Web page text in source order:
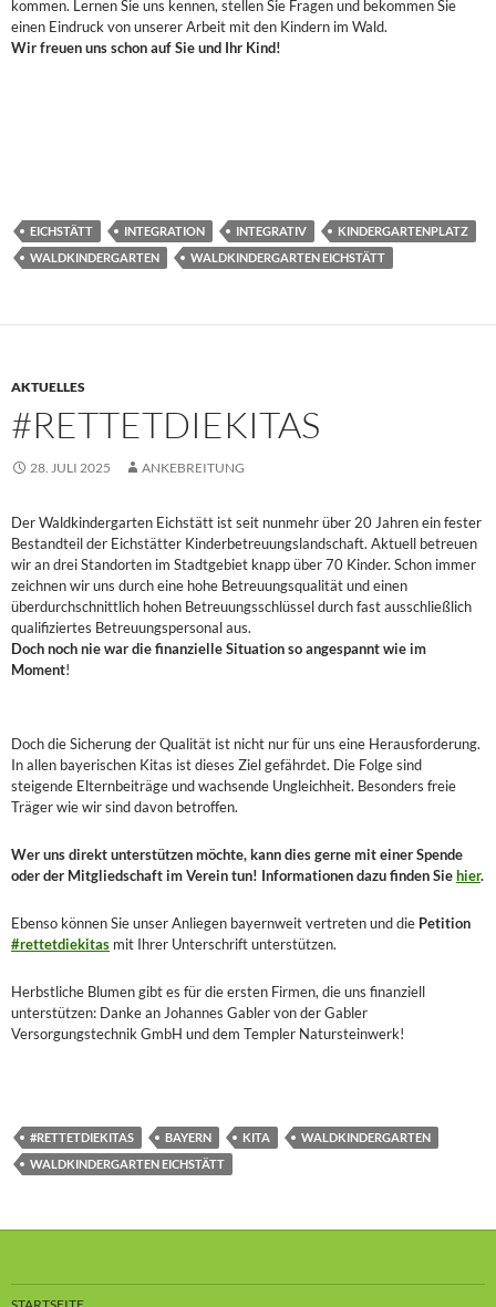
kommen. Lernen Sie uns kennen, stellen Sie Fragen und bekommen Sie
einen Eindruck von unserer Arbeit mit den Kindern im Wald.
Wir freuen uns schon auf Sie und Ihr Kind!
EICHSTÄTT INTEGRATION INTEGRATIV
KINDERGARTENPLATZ
WALDKINDERGARTEN
WALDKINDERGARTEN EICHSTÄTT
AKTUELLES
#RETTETDIEKITAS
28. JULI 2025 ANKEBREITUNG
Der Waldkindergarten Eichstätt ist seit nunmehr über 20 Jahren ein fester
Bestandteil der Eichstätter Kinderbetreuungslandschaft. Aktuell betreuen
wir an drei Standorten im Stadtgebiet knapp über 70 Kinder. Schon immer
zeichnen wir uns durch eine hohe Betreuungsqualität und einen
überdurchschnittlich hohen Betreuungsschlüssel durch fast ausschließlich
qualifiziertes Betreuungspersonal aus.
Doch noch nie war die finanzielle Situation so angespannt wie im
Moment!
Doch die Sicherung der Qualität ist nicht nur für uns eine Herausforderung.
In allen bayerischen Kitas ist dieses Ziel gefährdet. Die Folge sind
steigende Elternbeiträge und wachsende Ungleichheit. Besonders freie
Träger wie wir sind davon betroffen.
Wer uns direkt unterstützen möchte, kann dies gerne mit einer Spende
oder der Mitgliedschaft im Verein tun! Informationen dazu finden Siehier.
Ebenso können Sie unser Anliegen bayernweit vertreten und die Petition
#rettetdiekitas mit Ihrer Unterschrift unterstützen.
Herbstliche Blumen gibt es für die ersten Firmen, die uns finanziell
unterstützen: Danke an Johannes Gabler von der Gabler
Versorgungstechnik GmbH und dem Templer Natursteinwerk!
#RETTETDIEKITAS BAYERN KITA
WALDKINDERGARTEN
WALDKINDERGARTEN EICHSTÄTT